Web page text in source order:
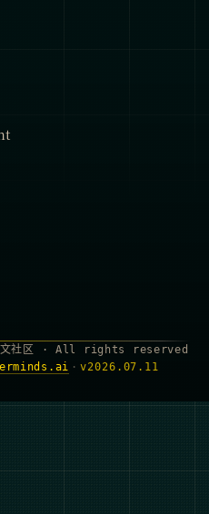
文社区 · All rights reserved
· v2026.07.11